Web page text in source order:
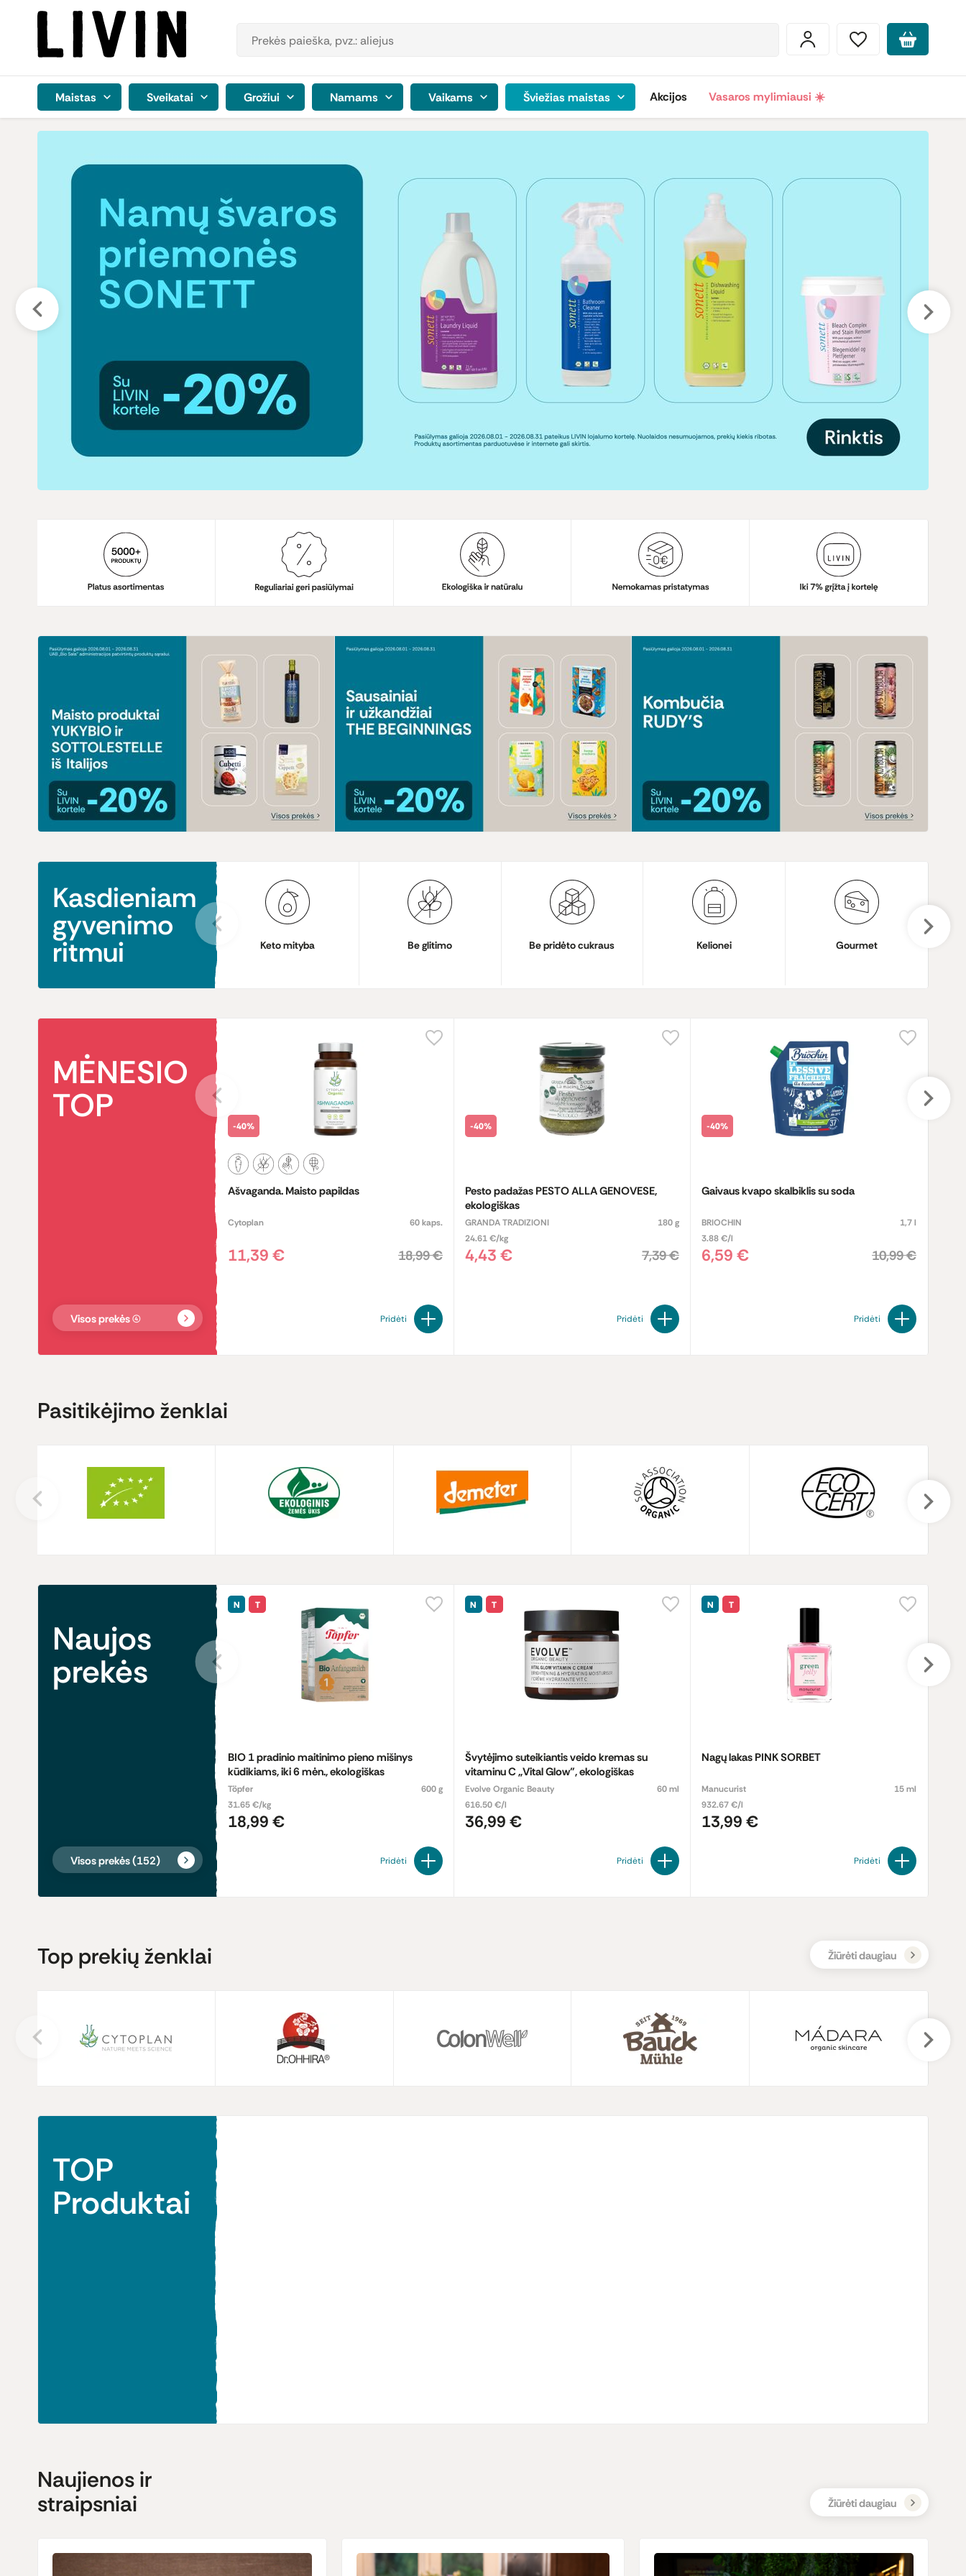
Maistas Sveikatai Grožiui Namams Vaikams Šviežias maistas Akcijos Vasaros mylimiausi ☀️
Kasdieniam
gyvenimo
ritmui Keto mityba Be glitimo Be pridėto cukraus Kelionei Gourmet
MĖNESIO
TOP
Visos prekės(4)
-40%
Ašvaganda. Maisto papildas
Cytoplan 60 kaps.
11,39 € 18,99 €
Pridėti
-40%
Pesto padažas PESTO ALLA GENOVESE,
ekologiškas
GRANDA TRADIZIONI
180 g
24.61 €/kg
4,43 € 7,39 €
Pridėti
-40%
Gaivaus kvapo skalbiklis su soda
BRIOCHIN
1,7 l
3.88 €/l
6,59 € 10,99 €
Pridėti
Pasitikėjimo ženklai
Naujos
prekės
Visos prekės(152)
N T
BIO 1 pradinio maitinimo pieno mišinys
kūdikiams, iki 6 mėn., ekologiškas
Töpfer
600 g
31.65 €/kg
18,99 €
Pridėti
N T
Švytėjimo suteikiantis veido kremas su
vitaminu C „Vital Glow", ekologiškas
Evolve Organic Beauty
60 ml
616.50 €/l
36,99 €
Pridėti
N T
Nagų lakas PINK SORBET
Manucurist
15 ml
932.67 €/l
13,99 €
Pridėti
Top prekių ženklai Žiūrėti daugiau
TOP
Produktai
Naujienos ir
straipsniai
Žiūrėti daugiau